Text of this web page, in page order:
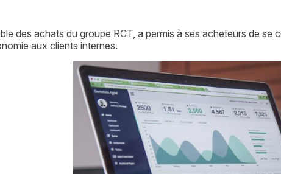
des achats du groupe RCT, a permis à ses acheteurs de
aux clients internes.